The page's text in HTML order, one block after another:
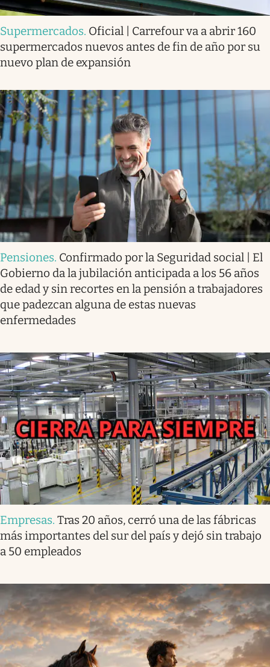
Supermercados. Oficial | Carrefour va a abrir 160
supermercados nuevos antes de fin de año por su
nuevo plan de expansión
Pensiones. Confirmado por la Seguridad social | El
Gobierno da la jubilación anticipada a los 56 años
de edad y sin recortes en la pensión a trabajadores
que padezcan alguna de estas nuevas
enfermedades
Empresas. Tras 20 años, cerró una de las fábricas
más importantes del sur del país y dejó sin trabajo
a 50 empleados